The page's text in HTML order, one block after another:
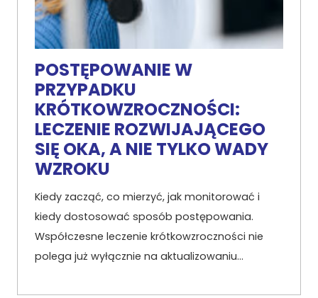
POSTĘPOWANIE W
PRZYPADKU
KRÓTKOWZROCZNOŚCI:
LECZENIE ROZWIJAJĄCEGO
SIĘ OKA, A NIE TYLKO WADY
WZROKU
Kiedy zacząć, co mierzyć, jak monitorować i
kiedy dostosować sposób postępowania.
Współczesne leczenie krótkowzroczności nie
polega już wyłącznie na aktualizowaniu…